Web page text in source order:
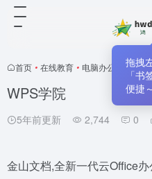
首页 • 在线教育 • 电脑办公 正文
WPS学院
5年前更新 2,744 0
金山文档,全新一代云Office
拖拽
「书
便捷～